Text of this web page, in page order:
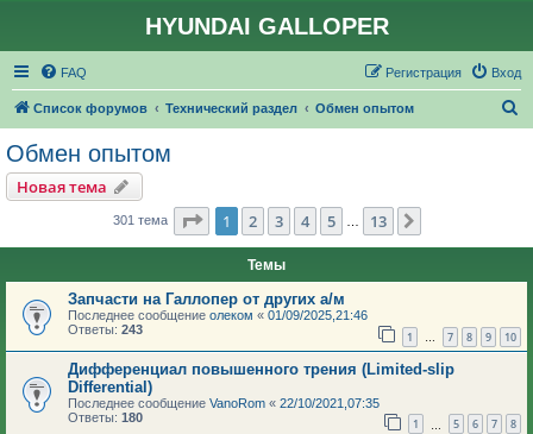
HYUNDAI GALLOPER
FAQ Вход
Регистрация
Список форумов Технический раздел Обмен опытом
Обмен опытом
Новая тема
301 тема Страница из 13
1 2 3 4 5 13
Темы
Запчасти на Галлопер от других а/м
Последнее сообщение олеком « 01/09/2025,21:46
Ответы: 243 1 … 7 8 9 10
Дифференциал повышенного трения (Limited-slip
Differential)
Последнее сообщение VanoRom « 22/10/2021,07:35
Ответы: 180 1 5 6 7 8